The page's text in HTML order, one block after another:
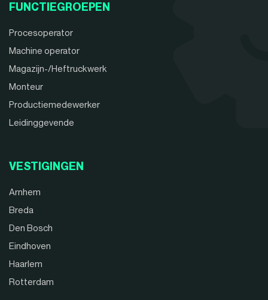
FUNCTIEGROEPEN
Procesoperator
Machine operator
Magazijn-/Heftruckwerk
Monteur
Productiemedewerker
Leidinggevende
VESTIGINGEN
Arnhem
Breda
Den Bosch
Eindhoven
Haarlem
Rotterdam